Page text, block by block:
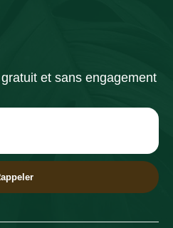
et sans engagement